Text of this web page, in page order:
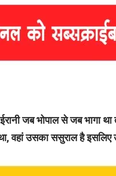
जब भोपाल से जब भागा था
वहां उसका ससुराल है इसलिए